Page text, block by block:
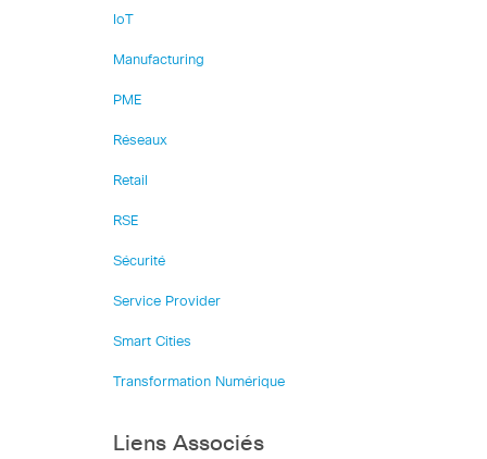
IoT
Manufacturing
PME
Réseaux
Retail
RSE
Sécurité
Service Provider
Smart Cities
Transformation Numérique
Liens Associés